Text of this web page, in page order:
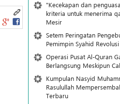
"Kecekapan dan
kriteria untuk menerima
Mesir
Setem Peringatan
Pemimpin Syahid
Operasi Pusat Al-Quran
Berlangsung Meskipun
Kumpulan Nasyid
Rasulullah
Terbaru